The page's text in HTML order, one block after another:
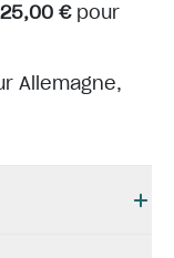
25,00 €pour
Allemagne,